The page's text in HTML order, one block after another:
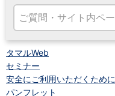
タマルWeb
セミナー
安全にご利用いただくために
パンフレット